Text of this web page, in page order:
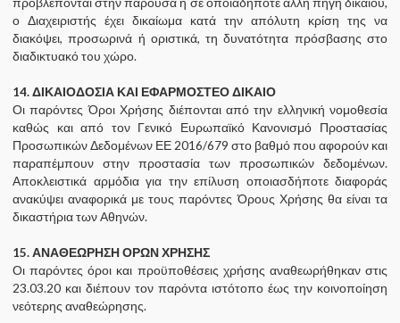
ο Διαχειριστής έχει δικαίωμα κατά την απόλυτη κρίση της να
διακόψει, προσωρινά ή οριστικά, τη δυνατότητα πρόσβασης στο
διαδικτυακό τoυ χώρο.
14. ΔΙΚΑΙΟΔΟΣΙΑ ΚΑΙ ΕΦΑΡΜΟΣΤΕΟ ΔΙΚΑΙΟ
Οι παρόντες Όροι Χρήσης διέπονται από την ελληνική νομοθεσία
καθώς και από τον Γενικό Ευρωπαϊκό Κανονισμό Προστασίας
Προσωπικών Δεδομένων ΕΕ 2016/679 στο βαθμό που αφορούν και
παραπέμπουν στην προστασία των προσωπικών δεδομένων.
Αποκλειστικά αρμόδια για την επίλυση οποιασδήποτε διαφοράς
ανακύψει αναφορικά με τους παρόντες Όρους Χρήσης θα είναι τα
δικαστήρια των Αθηνών.
15. ΑΝΑΘΕΩΡΗΣΗ ΟΡΩΝ ΧΡΗΣΗΣ
Οι παρόντες όροι και προϋποθέσεις χρήσης αναθεωρήθηκαν στις
23.03.20 και διέπουν τον παρόντα ιστότοπο έως την κοινοποίηση
νεότερης αναθεώρησης.